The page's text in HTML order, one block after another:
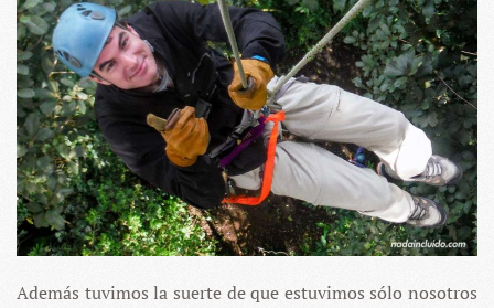
Además tuvimos la suerte de que estuvimos sólo nosotros